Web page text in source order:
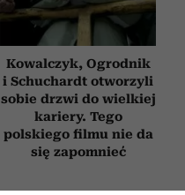
Kowalczyk, Ogrodnik
i Schuchardt otworzyli
sobie drzwi do wielkiej
kariery. Tego
polskiego filmu nie da
się zapomnieć